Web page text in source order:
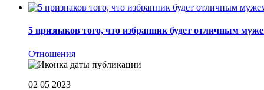
5 признаков того, что избранник будет отличным
Отношения
02 05 2023